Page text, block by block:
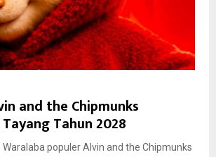
and the Chipmunks
Tahun 2028
Waralaba populer Alvin and the Chipmunks